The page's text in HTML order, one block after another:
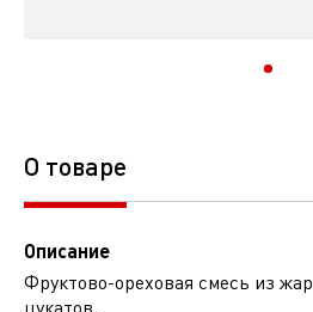
О товаре
Описание
Фруктово-ореховая смесь из
цукатов.